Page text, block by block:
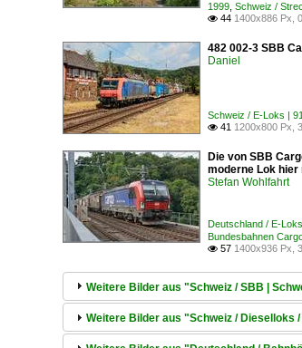
1999 Schweiz /
 44 1400x886 Px,
482 002-3 SBB
Daniel
Schweiz / E-Loks |
 41 1200x800 Px,
Die von SBB
moderne Lok hier
Stefan Wohlfahrt
Deutschland / E-
Bundesbahnen
 57 1400x936 Px,
Weitere Bilder aus "Schweiz / SBB |
Weitere Bilder aus "Schweiz /